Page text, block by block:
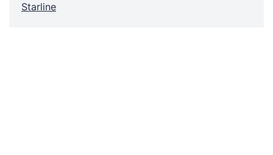
Starline